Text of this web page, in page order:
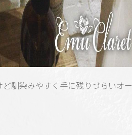
馴染みやすく手に残りづらいオー